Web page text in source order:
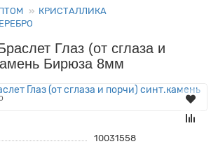
КРИСТАЛЛИКА
Глаз (от сглаза и
Бирюза 8мм
10031558